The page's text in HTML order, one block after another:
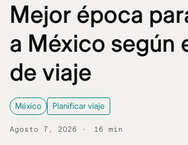
Mejor época
a México según
de viaje
México Planificar viaje
Agosto 7, 2026 16 min